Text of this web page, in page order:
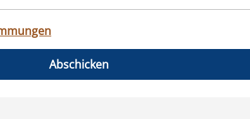
Abschicken